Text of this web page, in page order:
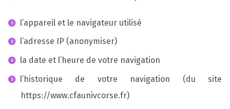
l’appareil et le navigateur utilisé
l’adresse IP (anonymiser)
la date et l’heure de votre navigation
l’historique de votre navigation (du site
https://www.cfaunivcorse.fr)